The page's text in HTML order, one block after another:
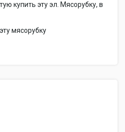
купить эту эл. Мясорубку, в
мясорубку